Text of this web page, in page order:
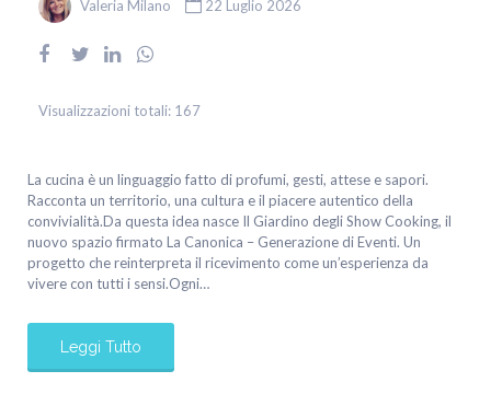
Valeria Milano 22 Luglio 2026
Visualizzazioni totali: 167
La cucina è un linguaggio fatto di profumi, gesti, attese e sapori.
Racconta un territorio, una cultura e il piacere autentico della
convivialità.Da questa idea nasce Il Giardino degli Show Cooking, il
nuovo spazio firmato La Canonica – Generazione di Eventi. Un
progetto che reinterpreta il ricevimento come un’esperienza da
vivere con tutti i sensi.Ogni…
Leggi Tutto